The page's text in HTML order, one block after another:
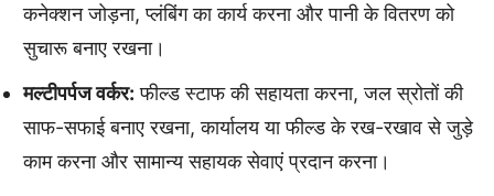
कनेक्शन जोड़ना, प्लंबिंग का कार्य करना और पानी के वितरण को
सुचारू बनाए रखना।
मल्टीपर्पज वर्कर: फील्ड स्टाफ की सहायता करना, जल स्रोतों की
साफ-सफाई बनाए रखना, कार्यालय या फील्ड के रख-रखाव से जुड़े
काम करना और सामान्य सहायक सेवाएं प्रदान करना।